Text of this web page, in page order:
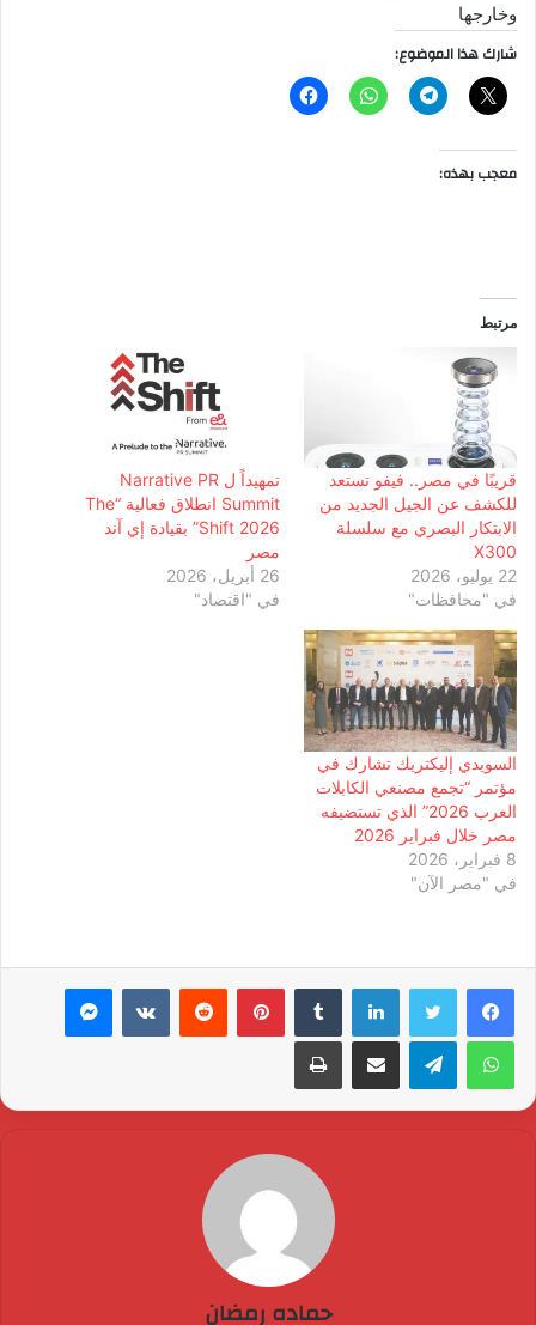
وخارجها
شارك هذا الموضوع:
معجب بهذه:
مرتبط
قريبًا في مصر.. فيفو تستعد
للكشف عن الجيل الجديد من
الابتكار البصري مع سلسلة
X300
22 يوليو، 2026
في "محافظات"
تمهيداً ل Narrative PR
Summit انطلاق فعالية “The
Shift 2026” بقيادة إي آند
مصر
26 أبريل، 2026
في "اقتصاد"
السويدي إليكتريك تشارك في
مؤتمر “تجمع مصنعي الكابلات
العرب 2026” الذي تستضيفه
مصر خلال فبراير 2026
8 فبراير، 2026
في "مصر الآن"
لينكدإن بينتيريست ماسنجر
واتساب تيلقرام مشاركة عبر البريد طباعة
حماده رمضان